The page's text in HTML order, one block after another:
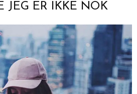
JEG ER IKKE NOK